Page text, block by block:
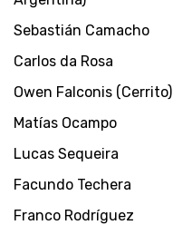
Sebastián Camacho
Carlos da Rosa
Owen Falconis (Cerrito)
Matías Ocampo
Lucas Sequeira
Facundo Techera
Franco Rodríguez